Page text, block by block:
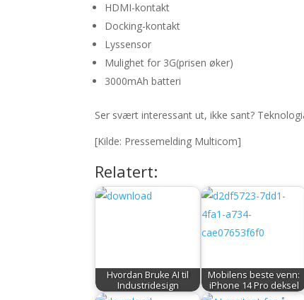
HDMI-kontakt
Docking-kontakt
Lyssensor
Mulighet for 3G(prisen øker)
3000mAh batteri
Ser svært interessant ut, ikke sant?
[Kilde: Pressemelding Multicom]
Relatert:
Hvordan Bruke AI til
Industridesign
Mobilens beste venn:
iPhone 14 Pro deksel